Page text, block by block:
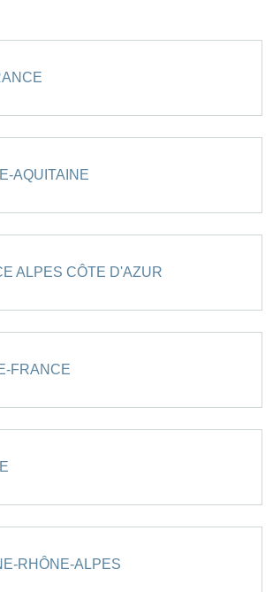
AQUITAINE
ALPES CÔTE D'AZUR
FRANCE
RHÔNE-ALPES